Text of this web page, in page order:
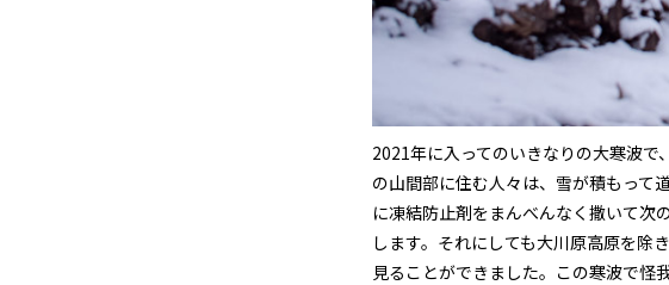
2021年に入ってのいきなりの大寒波
の山間部に住む人々は、雪が積もって
に凍結防止剤をまんべんなく撒いて次
します。それにしても大川原高原を除
見ることができました。この寒波で怪